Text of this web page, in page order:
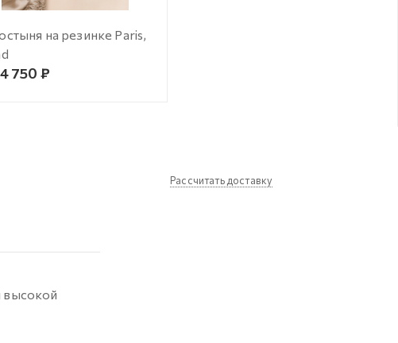
на резинке Paris,
750 ₽
высокой
Рассчитать доставку